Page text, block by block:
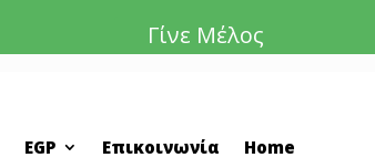
Γίνε Μέλος
EGP Επικοινωνία Home